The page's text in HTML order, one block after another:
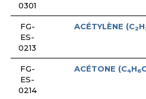
0301
FG-
ES-
0213
ACÉTYLÈNE (C2H
FG-
ES-
0214
ACÉTONE (C4H6